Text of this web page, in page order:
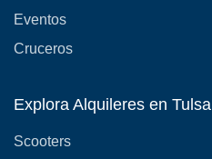
Eventos
Cruceros
Explora Alquileres en Tulsa
Scooters